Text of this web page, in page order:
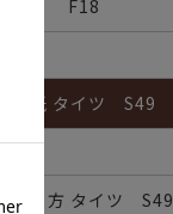
F18
型紙 タイツ S49
くり方 タイツ S49